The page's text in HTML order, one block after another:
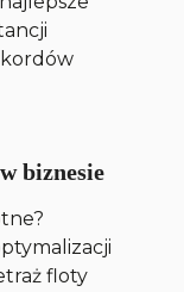
biznesie
floty